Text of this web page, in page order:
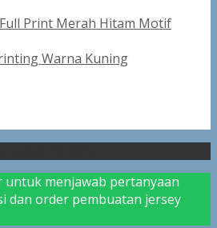
Print Merah Hitam Motif
Warna Kuning
untuk menjawab pertanyaan
dan order pembuatan jersey